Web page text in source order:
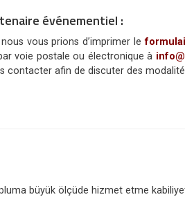
événementiel :
vous prions d’imprimer le
voie postale ou électronique à
contacter afin de discuter des
büyük ölçüde hizmet etme